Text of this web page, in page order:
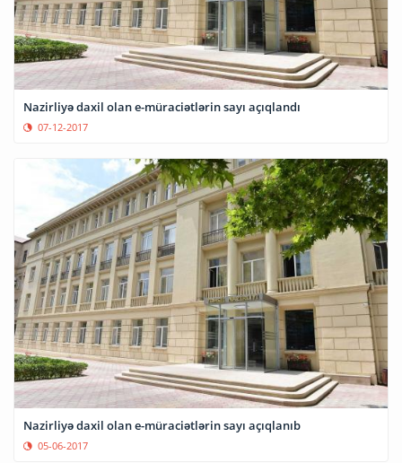
Nazirliyə daxil olan e-müraciətlərin sayı açıqlandı
07-12-2017
Nazirliyə daxil olan e-müraciətlərin sayı açıqlanıb
05-06-2017